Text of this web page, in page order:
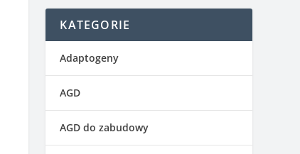
KATEGORIE
Adaptogeny
AGD
AGD do zabudowy